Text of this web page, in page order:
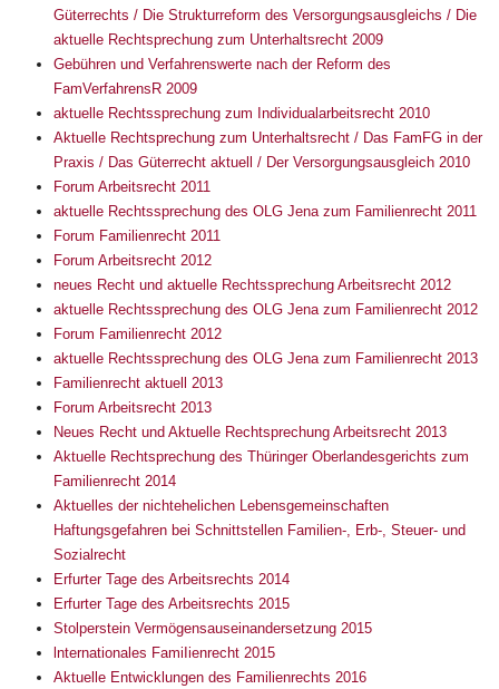
Güterrechts / Die Strukturreform des Versorgungsausgleichs / Die
aktuelle Rechtsprechung zum Unterhaltsrecht 2009
Gebühren und Verfahrenswerte nach der Reform des
FamVerfahrensR 2009
aktuelle Rechtssprechung zum Individualarbeitsrecht 2010
Aktuelle Rechtsprechung zum Unterhaltsrecht / Das FamFG in der
Praxis / Das Güterrecht aktuell / Der Versorgungsausgleich 2010
Forum Arbeitsrecht 2011
aktuelle Rechtssprechung des OLG Jena zum Familienrecht 2011
Forum Familienrecht 2011
Forum Arbeitsrecht 2012
neues Recht und aktuelle Rechtssprechung Arbeitsrecht 2012
aktuelle Rechtssprechung des OLG Jena zum Familienrecht 2012
Forum Familienrecht 2012
aktuelle Rechtssprechung des OLG Jena zum Familienrecht 2013
Familienrecht aktuell 2013
Forum Arbeitsrecht 2013
Neues Recht und Aktuelle Rechtsprechung Arbeitsrecht 2013
Aktuelle Rechtsprechung des Thüringer Oberlandesgerichts zum
Familienrecht 2014
Aktuelles der nichtehelichen Lebensgemeinschaften
Haftungsgefahren bei Schnittstellen Familien-, Erb-, Steuer- und
Sozialrecht
Erfurter Tage des Arbeitsrechts 2014
Erfurter Tage des Arbeitsrechts 2015
Stolperstein Vermögensauseinandersetzung 2015
lnternationales FamiIienrecht 2015
Aktuelle Entwicklungen des Familienrechts 2016